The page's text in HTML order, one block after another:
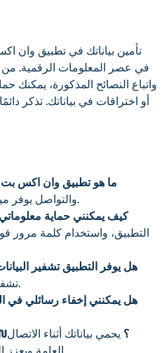
تأمين بياناتك في تطبيق وان
في عصر المعلومات الرقمية. من
واتباع النصائح المذكورة،
أو اختراقات في بياناتك. تذكر
ما هو تطبيق وان اكس
والتواصل يوفر ميزات متعددة للمستخدمين.
كيف يمكنني حماية
التطبيق، واستخدام كلمة مرور
هل يوفر التطبيق تشفير
تشفير متقدمة لحماية البيانات.
هل يمكنني إخفاء رسائلي في
ما هي أهمية استخدام VPN؟ يحمي بياناتك أثناء الاتصال